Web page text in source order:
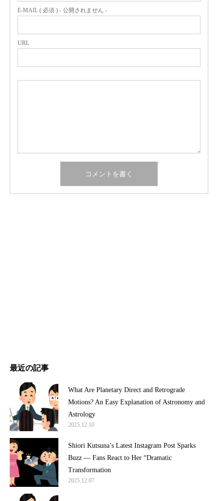
E-MAIL ( 必須 ) - 公開されません -
URL
最近の記事
What Are Planetary Direct and Retrograde
Motions? An Easy Explanation of Astronomy and
Astrology
2025.12.10
Shiori Kutsuna’s Latest Instagram Post Sparks
Buzz — Fans React to Her “Dramatic
Transformation
2025.12.07